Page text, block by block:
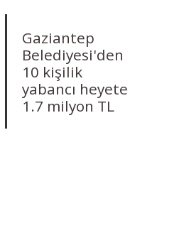
Gaziantep
Belediyesi'den
10 kişilik
yabancı heyete
1.7 milyon TL